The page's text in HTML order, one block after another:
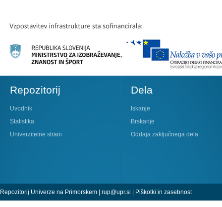
Repozitorij
Uvodnik
Statistika
Univerzitetne strani
Dela
Iskanje
Brskanje
Oddaja zaključnega dela
Repozitorij Univerze na Primorskem | rup@upr.si | Piškotki in zasebnost